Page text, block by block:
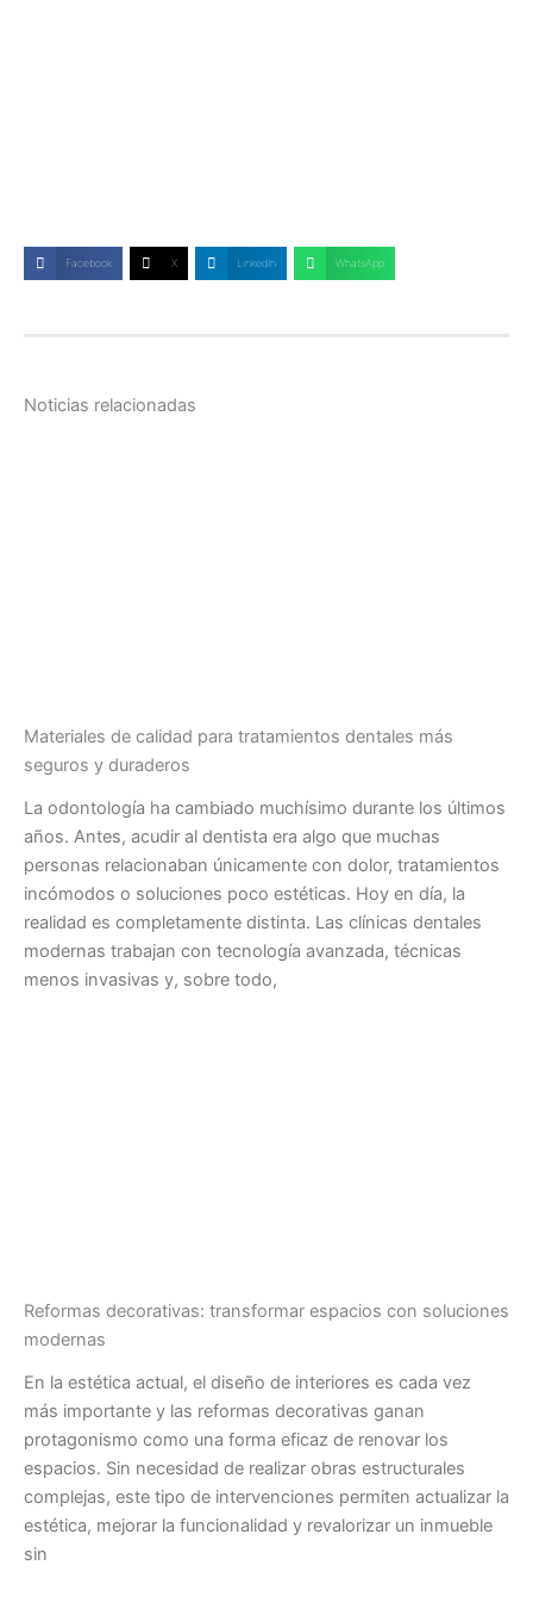
Facebook X LinkedIn WhatsApp
Noticias relacionadas
Materiales de calidad para tratamientos dentales más
seguros y duraderos
La odontología ha cambiado muchísimo durante los últimos
años. Antes, acudir al dentista era algo que muchas
personas relacionaban únicamente con dolor, tratamientos
incómodos o soluciones poco estéticas. Hoy en día, la
realidad es completamente distinta. Las clínicas dentales
modernas trabajan con tecnología avanzada, técnicas
menos invasivas y, sobre todo,
Reformas decorativas: transformar espacios con soluciones
modernas
En la estética actual, el diseño de interiores es cada vez
más importante y las reformas decorativas ganan
protagonismo como una forma eficaz de renovar los
espacios. Sin necesidad de realizar obras estructurales
complejas, este tipo de intervenciones permiten actualizar la
estética, mejorar la funcionalidad y revalorizar un inmueble
sin